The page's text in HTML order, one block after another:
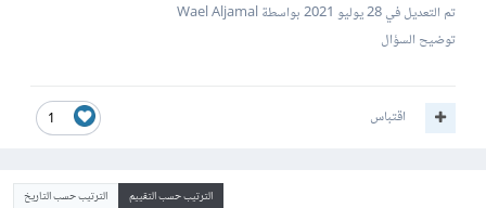
تم التعديل في28 يوليو 2021
بواسطة Wael Aljamal
توضيح السؤال
1 اقتباس
الترتيب حسب التقييم الترتيب حسب التاريخ